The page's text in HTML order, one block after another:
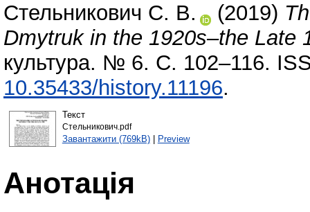
Стельникович С. В. (2019)
Dmytruk in the 1920s–the Late
культура. № 6. С. 102–116.
10.35433/history.11196.
Текст
Стельникович.pdf
Завантажити (769kB)| Preview
Анотація